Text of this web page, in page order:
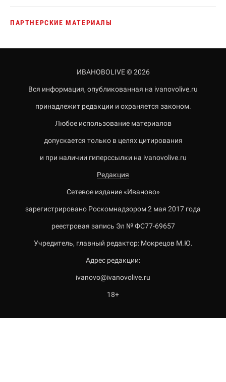
ПАРТНЕРСКИЕ МАТЕРИАЛЫ
ИВАНОВОLIVE © 2026
Вся информация, опубликованная на ivanovolive.ru
принадлежит редакции и охраняется законом.
Любое использование материалов
допускается только в целях цитирования
и при наличии гиперссылки на ivanovolive.ru
Редакция
Сетевое издание «Иваново»
зарегистрировано Роскомнадзором 2 мая 2017 года
реестровая запись Эл № ФС77-69657
Учредитель, главный редактор: Мокрецов М.Ю.
Адрес редакции:
ivanovo@ivanovolive.ru
18+